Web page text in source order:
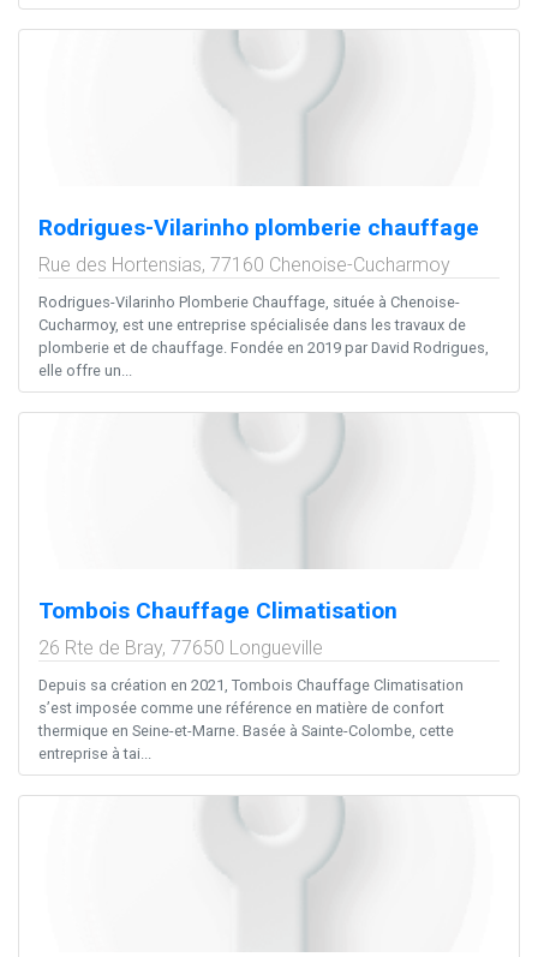
Rodrigues-Vilarinho plomberie chauffage
Rue des Hortensias, 77160 Chenoise-Cucharmoy
Rodrigues-Vilarinho Plomberie Chauffage, située à Chenoise-
Cucharmoy, est une entreprise spécialisée dans les travaux de
plomberie et de chauffage. Fondée en 2019 par David Rodrigues,
elle offre un...
Tombois Chauffage Climatisation
26 Rte de Bray, 77650 Longueville
Depuis sa création en 2021, Tombois Chauffage Climatisation
s’est imposée comme une référence en matière de confort
thermique en Seine-et-Marne. Basée à Sainte-Colombe, cette
entreprise à tai...